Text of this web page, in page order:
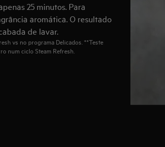
25 minutos. Para
aromática. O resultado
de lavar.
vs no programa Delicados. **Teste
num ciclo Steam Refresh.